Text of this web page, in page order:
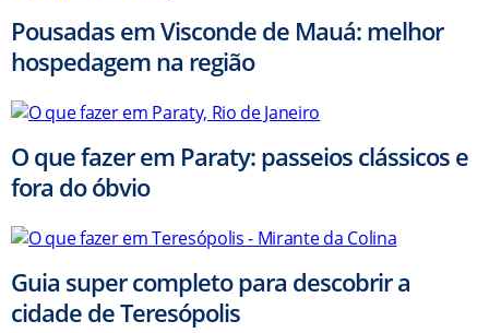
Pousadas em Visconde de Mauá: melhor
hospedagem na região
O que fazer em Paraty: passeios clássicos e
fora do óbvio
Guia super completo para descobrir a
cidade de Teresópolis